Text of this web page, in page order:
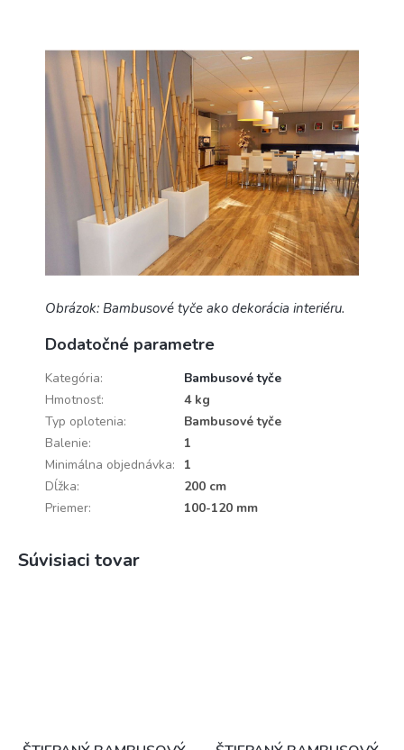
Obrázok: Bambusové tyče ako dekorácia interiéru.
Dodatočné parametre
Kategória:
Bambusové tyče
Hmotnosť:
4 kg
Typ oplotenia:
Bambusové tyče
Balenie:
1
Minimálna objednávka:
1
Dĺžka:
200 cm
Priemer: 100-120 mm
Súvisiaci tovar